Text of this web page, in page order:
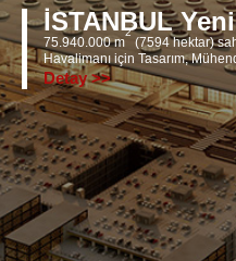
İSTANBUL
75.940.000 m
2
(7594 hektar)
Havalimanı için Tasarım,
Detay >>